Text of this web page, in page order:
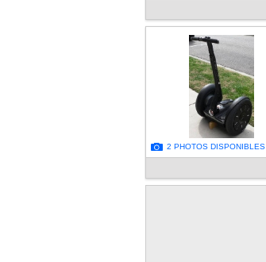
2 PHOTOS DISPONIBLES